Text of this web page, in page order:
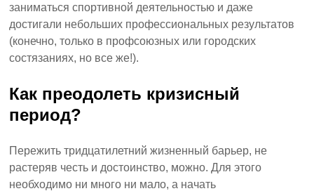
заниматься спортивной деятельностью и даже
достигали небольших профессиональных результатов
(конечно, только в профсоюзных или городских
состязаниях, но все же!).
Как преодолеть кризисный
период?
Пережить тридцатилетний жизненный барьер, не
растеряв честь и достоинство, можно. Для этого
необходимо ни много ни мало, а начать